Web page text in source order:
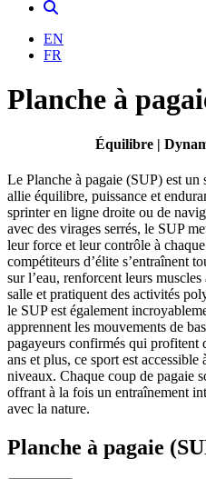
EN
FR
Planche à
Équilibre |
Le Planche à pagaie (SUP) est
allie équilibre, puissance et
sprinter en ligne droite ou de
avec des virages serrés, le SUP
leur force et leur contrôle à
compétiteurs d’élite s’entraînent
sur l’eau, renforcent leurs
salle et pratiquent des activités
le SUP est également
apprennent les mouvements de
pagayeurs confirmés qui profitent
ans et plus, ce sport est accessible
niveaux. Chaque coup de pagaie
offrant à la fois un entraînement
avec la nature.
Planche à pagaie